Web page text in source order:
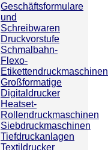
Geschäftsformulare
und
Schreibwaren
Druckvorstufe
Schmalbahn-
Flexo-
Etikettendruckmaschinen
Großformatige
Digitaldrucker
Heatset-
Rollendruckmaschinen
Siebdruckmaschinen
Tiefdruckanlagen
Textildrucker